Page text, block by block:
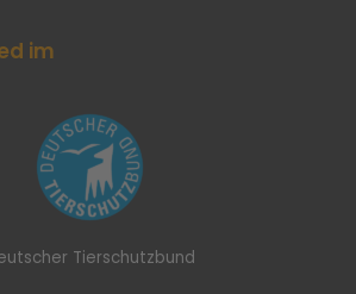
im
Tierschutzbund